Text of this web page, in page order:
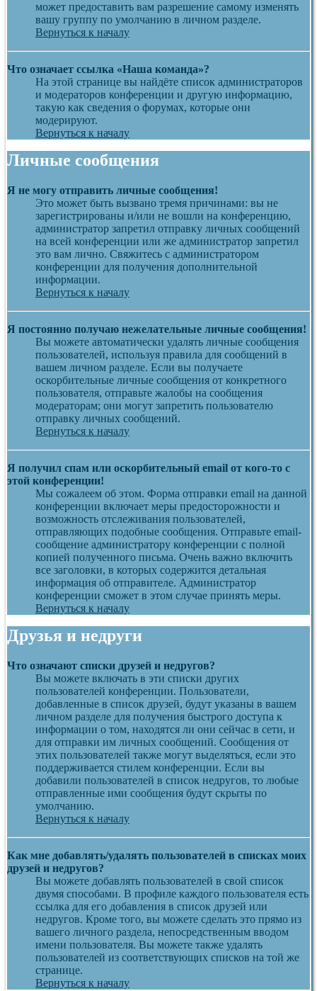
может предоставить вам разрешение самому изменять
вашу группу по умолчанию в личном разделе.
Вернуться к началу
Что означает ссылка «Наша команда»?
На этой странице вы найдёте список администраторов
и модераторов конференции и другую информацию,
такую как сведения о форумах, которые они
модерируют.
Вернуться к началу
Личные сообщения
Я не могу отправить личные сообщения!
Это может быть вызвано тремя причинами: вы не
зарегистрированы и/или не вошли на конференцию,
администратор запретил отправку личных сообщений
на всей конференции или же администратор запретил
это вам лично. Свяжитесь с администратором
конференции для получения дополнительной
информации.
Вернуться к началу
Я постоянно получаю нежелательные личные сообщения!
Вы можете автоматически удалять личные сообщения
пользователей, используя правила для сообщений в
вашем личном разделе. Если вы получаете
оскорбительные личные сообщения от конкретного
пользователя, отправьте жалобы на сообщения
модераторам; они могут запретить пользователю
отправку личных сообщений.
Вернуться к началу
Я получил спам или оскорбительный email от кого-то с
этой конференции!
Мы сожалеем об этом. Форма отправки email на данной
конференции включает меры предосторожности и
возможность отслеживания пользователей,
отправляющих подобные сообщения. Отправьте email-
сообщение администратору конференции с полной
копией полученного письма. Очень важно включить
все заголовки, в которых содержится детальная
информация об отправителе. Администратор
конференции сможет в этом случае принять меры.
Вернуться к началу
Друзья и недруги
Что означают списки друзей и недругов?
Вы можете включать в эти списки других
пользователей конференции. Пользователи,
добавленные в список друзей, будут указаны в вашем
личном разделе для получения быстрого доступа к
информации о том, находятся ли они сейчас в сети, и
для отправки им личных сообщений. Сообщения от
этих пользователей также могут выделяться, если это
поддерживается стилем конференции. Если вы
добавили пользователей в список недругов, то любые
отправленные ими сообщения будут скрыты по
умолчанию.
Вернуться к началу
Как мне добавлять/удалять пользователей в списках моих
друзей и недругов?
Вы можете добавлять пользователей в свой список
двумя способами. В профиле каждого пользователя есть
ссылка для его добавления в список друзей или
недругов. Кроме того, вы можете сделать это прямо из
вашего личного раздела, непосредственным вводом
имени пользователя. Вы можете также удалять
пользователей из соответствующих списков на той же
странице.
Вернуться к началу